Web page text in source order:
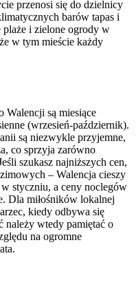
przenosi się do dzielnicy
barów tapas i
i zielone ogrody w
w tym mieście każdy
Walencji są miesiące
(wrzesień-październik).
są niezwykle przyjemne,
co sprzyja zarówno
szukasz najniższych cen,
– Walencja cieszy
styczniu, a ceny noclegów
Dla miłośników lokalnej
kiedy odbywa się
należy wtedy pamiętać o
na ogromne